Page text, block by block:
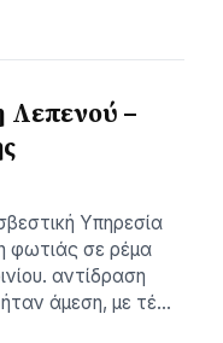
Λεπενού –
Υπηρεσία
φωτιάς σε ρέμα
αντίδραση
άμεση, με τέ…